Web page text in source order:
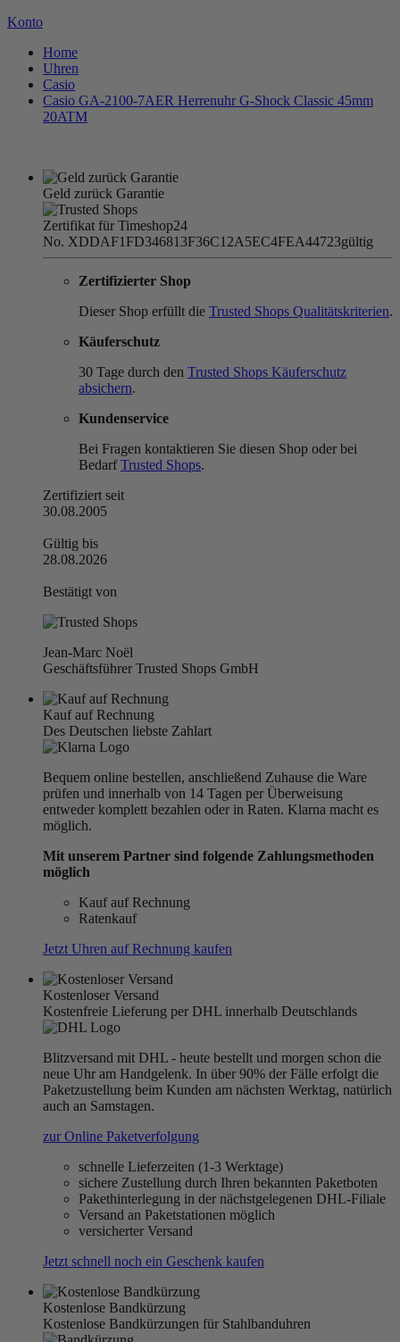
Konto
Home
Uhren
Casio
Casio GA-2100-7AER Herrenuhr G-Shock Classic 45mm
20ATM
Geld zurück Garantie
Zertifikat für Timeshop24
No. XDDAF1FD346813F36C12A5EC4FEA44723gültig
Zertifizierter Shop
Dieser Shop erfüllt die Trusted Shops Qualitätskriterien.
Käuferschutz
30 Tage durch den Trusted Shops Käuferschutz
absichern.
Kundenservice
Bei Fragen kontaktieren Sie diesen Shop oder bei
BedarfTrusted Shops.
Zertifiziert seit
30.08.2005
Gültig bis
28.08.2026
Bestätigt von
Jean-Marc Noël
Geschäftsführer Trusted Shops GmbH
Kauf auf Rechnung
Des Deutschen liebste Zahlart
Bequem online bestellen, anschließend Zuhause die Ware
prüfen und innerhalb von 14 Tagen per Überweisung
entweder komplett bezahlen oder in Raten. Klarna macht es
möglich.
Mit unserem Partner sind folgende Zahlungsmethoden
möglich
Kauf auf Rechnung
Ratenkauf
Jetzt Uhren auf Rechnung kaufen
Kostenloser Versand
Kostenfreie Lieferung per DHL innerhalb Deutschlands
Blitzversand mit DHL - heute bestellt und morgen schon die
neue Uhr am Handgelenk. In über 90% der Fälle erfolgt die
Paketzustellung beim Kunden am nächsten Werktag, natürlich
auch an Samstagen.
zur Online Paketverfolgung
schnelle Lieferzeiten (1-3 Werktage)
sichere Zustellung durch Ihren bekannten Paketboten
Pakethinterlegung in der nächstgelegenen DHL-Filiale
Versand an Paketstationen möglich
versicherter Versand
Jetzt schnell noch ein Geschenk kaufen
Kostenlose Bandkürzung
Kostenlose Bandkürzungen für Stahlbanduhren